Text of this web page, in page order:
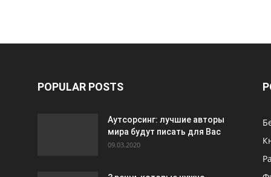
POPULAR POSTS
Аутсорсинг: лучшие авторы
мира будут писать для Вас
09.03.2020